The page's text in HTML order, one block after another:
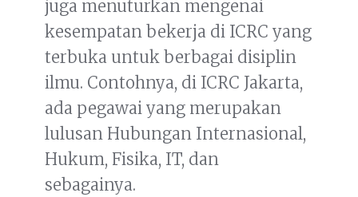
juga menuturkan mengenai
kesempatan bekerja di ICRC yang
terbuka untuk berbagai disiplin
ilmu. Contohnya, di ICRC Jakarta,
ada pegawai yang merupakan
lulusan Hubungan Internasional,
Hukum, Fisika, IT, dan
sebagainya.